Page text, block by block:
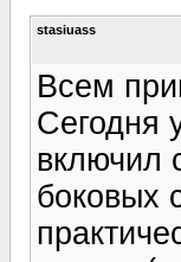
stasiuass
Всем
Сегодня
включил
боковых